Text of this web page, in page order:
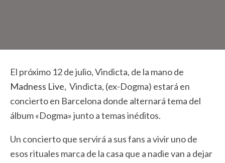
El próximo 12 de julio, Vindicta, de la mano de
Madness Live, Vindicta, (ex-Dogma) estará en
concierto en Barcelona donde alternará tema del
álbum «Dogma» junto a temas inéditos.
Un concierto que servirá a sus fans a vivir uno de
esos rituales marca de la casa que a nadie van a dejar